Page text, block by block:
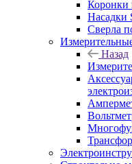
Коронки
Насадки
Сверла
Назад